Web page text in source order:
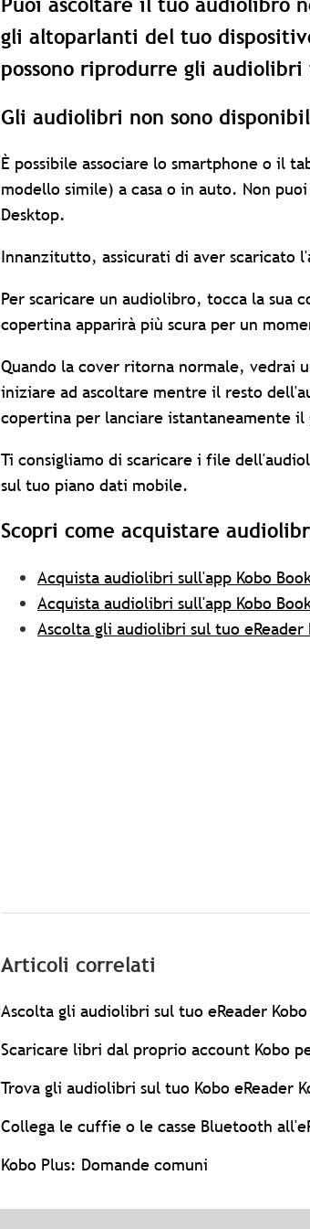
Puoi ascoltare il tuo audiolibro
gli altoparlanti del tuo
possono riprodurre gli
Gli audiolibri non sono
È possibile associare lo smartphone o il
modello simile) a casa o in auto. Non
Desktop.
Innanzitutto, assicurati di aver scaricato
Per scaricare un audiolibro, tocca la sua
copertina apparirà più scura per un
Quando la cover ritorna normale, vedrai
iniziare ad ascoltare mentre il resto
copertina per lanciare istantaneamente il
Ti consigliamo di scaricare i file
sul tuo piano dati mobile.
Scopri come acquistare
Acquista audiolibri sull'app Kobo
Acquista audiolibri sull'app Kobo
Ascolta gli audiolibri sul tuo
Articoli correlati
Ascolta gli audiolibri sul tuo eReader Kobo
Scaricare libri dal proprio account Kobo
Trova gli audiolibri sul tuo Kobo eReader
Collega le cuffie o le casse Bluetooth
Kobo Plus: Domande comuni